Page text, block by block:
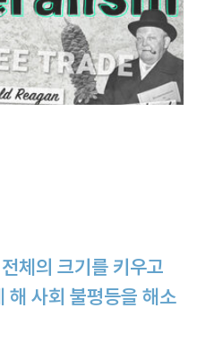
체의 크기를 키우고
해 사회 불평등을 해소